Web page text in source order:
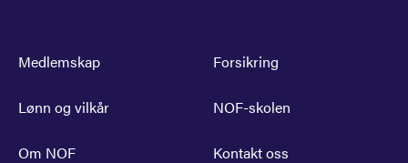
Medlemskap Forsikring
Lønn og vilkår NOF-skolen
Om NOF Kontakt oss